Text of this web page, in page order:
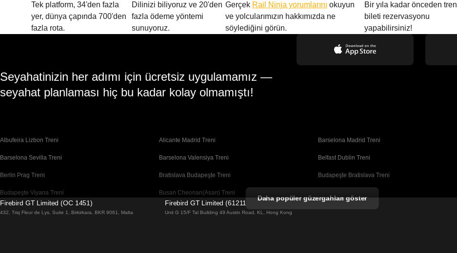
Tek platform, 34'den fazla
yer, dünya çapında 700'den
fazla rota.
Dilinizi biliyoruz ve 20'den
fazla ödeme yöntemi
sunuyoruz.
Gerçek Rail Ninja yorumlarını okuyun
ve yolcularımızın hakkımızda ne
söylediğini görün.
Bir yıla kadar önceden tren
bileti rezervasyonu
yapabilirsiniz!
Seyahatinizin her adımı için ücretsiz uygulamamız —
seyahat planlaması hiç bu kadar kolay olmamıştı!
Albufeira Lizbon Treni Alicante Madrid Treni Barselona Madrid Treni
Barselona Sevilla Treni Barselona Valensiya Treni Belfast Dublin Treni
Berlin Prag Treni Bratislava Budapeşte Treni Budapeşte Bratislava Treni
Budapeşte Viyana Treni Busan Cheonan(Asan) Treni
Cheonan(Asan) Busan Treni Coimbra Lizbon Treni
Daha popüler güzergahları göster
Firebird GT Limited (OC 1451)
432, Triq Fleur de Lys, Suite 1, Birkirkara, BKR 9061, Malta
Firebird GT Limited (61211989)
Unit G 15/F Tal Building 49 Austin Road, KL, Hong Kong